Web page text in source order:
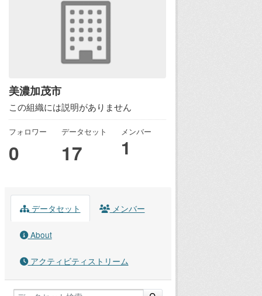
美濃加茂市
この組織には説明がありません
フォロワー
0
データセット
17
メンバー
1
データセット メンバー
About
アクティビティストリーム